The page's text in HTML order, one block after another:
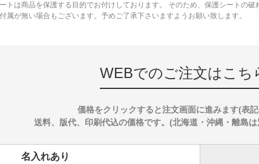
は商品を保護する目的でお付けしております。 そのため、保護シートの破
属が無い場合もございます。予めご了承下さいますようお願い致します。
WEBでのご注文はこち
価格をクリックすると注文画面に進みます(表
送料、版代、印刷代込の価格です。(北海道・沖縄・離島
名入れあり